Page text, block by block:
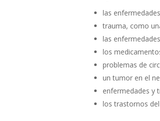
las
trauma, como
las
los
problemas de
un tumor en el
enfermedades y
los trastornos